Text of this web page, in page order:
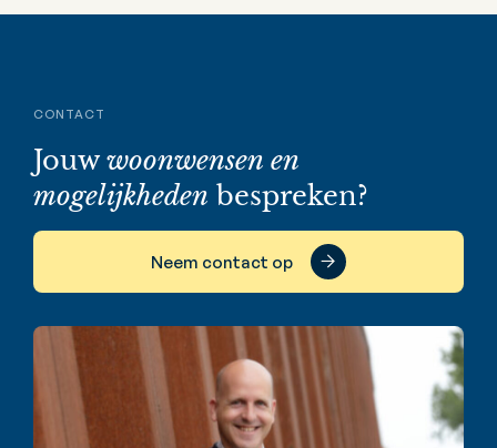
CONTACT
Jouwwoonwensen en
mogelijkheden bespreken?
Neem contact op